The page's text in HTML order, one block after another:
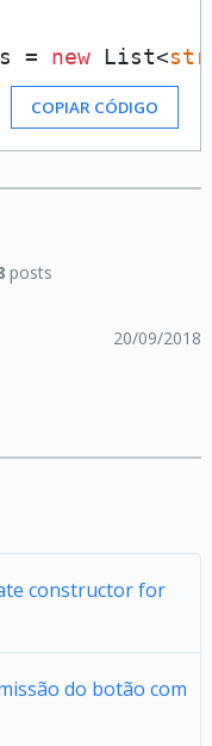
= new List<
COPIAR CÓDIGO
posts
20/09/2018
constructor for
do botão com